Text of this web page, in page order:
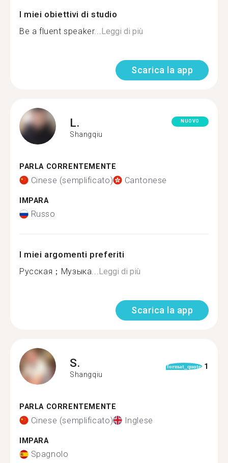
I miei obiettivi di studio
Be a fluent speaker...Leggi di più
Scarica la app
L.
Shangqiu
NUOVO
PARLA CORRENTEMENTE
Cinese (semplificato) Cantonese
IMPARA
Russo
I miei argomenti preferiti
Русская；Музыка...Leggi di più
Scarica la app
S.
Shangqiu
format_quote 1
PARLA CORRENTEMENTE
Cinese (semplificato) Inglese
IMPARA
Spagnolo